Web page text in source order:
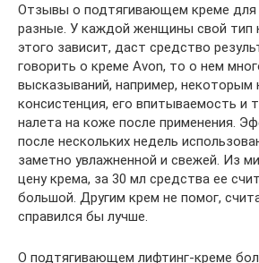
Отзывы о подтягивающем креме для
разные. У каждой женщины свой тип
этого зависит, даст средство
говорить о креме Avon, то о нем
высказываний, например, некоторым
консистенция, его впитываемость и
налета на коже после применения.
после нескольких недель
заметно увлажненной и свежей. Из
цену крема, за 30 мл средства ее
большой. Другим крем не помог,
справился бы лучше.
О подтягивающем лифтинг-креме